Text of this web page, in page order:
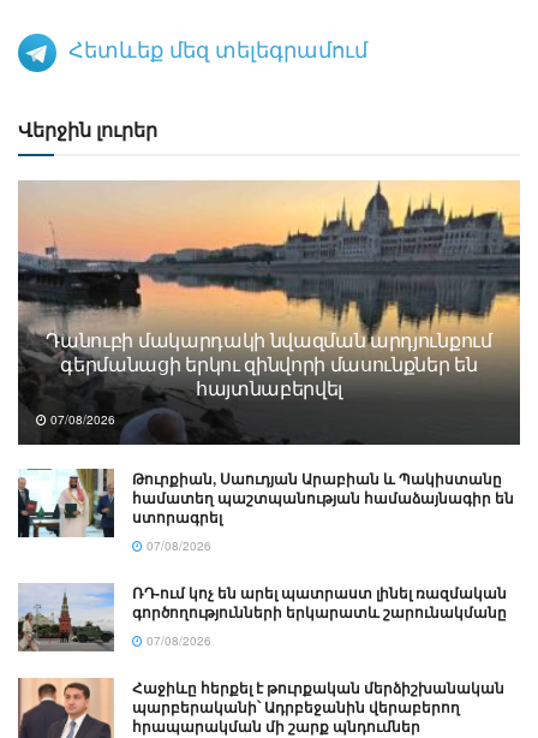
Հետևեք մեզ տելեգրամում
Վերջին լուրեր
Դանուբի մակարդակի նվազման արդյունքում
գերմանացի երկու զինվորի մասունքներ են
հայտնաբերվել
07/08/2026
Թուրքիան, Սաուդյան Արաբիան և Պակիստանը
համատեղ պաշտպանության համաձայնագիր են
ստորագրել
07/08/2026
ՌԴ-ում կոչ են արել պատրաստ լինել ռազմական
գործողությունների երկարատև շարունակմանը
07/08/2026
Հաջիևը հերքել է թուրքական մերձիշխանական
պարբերականի՝ Ադրբեջանին վերաբերող
հրապարակման մի շարք պնդումներ